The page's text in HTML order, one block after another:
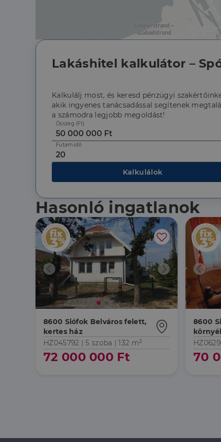
Lakáshitel kalkulátor –
Kalkulálj most, és keresd pénzügyi
akik ingyenes tanácsadással segítenek
a számodra legjobb megoldást!
Összeg (Ft)
Futamidő
Kalkulálok
Hasonló ingatlanok
8600 Siófok Belváros felett,
kertes ház
HZ045792 |5 szoba | 132 m²
72 000 000 Ft
8600
70
Név
Név
_ga_F4MKCEZ8P5
lidc
_ga
Név
Domain
IDE
Google
bcookie
Microsoft
_fbp
Meta
Inc.
.dh.hu
Google
.dh.hu
Név
Domain
_lang dh.hu